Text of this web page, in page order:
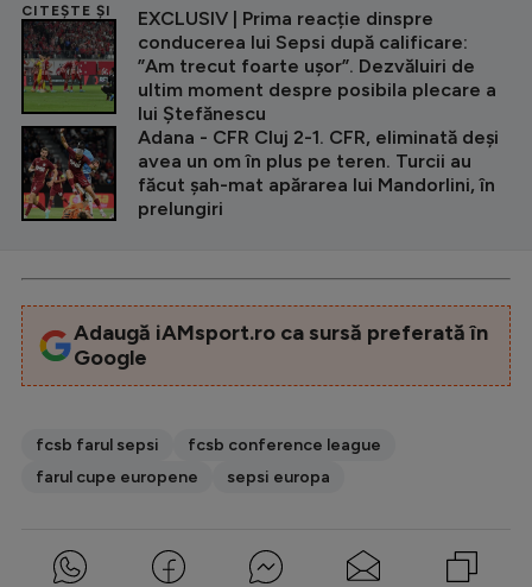
CITEȘTE ȘI
EXCLUSIV | Prima reacție dinspre
conducerea lui Sepsi după calificare:
”Am trecut foarte ușor”. Dezvăluiri de
ultim moment despre posibila plecare a
lui Ștefănescu
Adana - CFR Cluj 2-1. CFR, eliminată deși
avea un om în plus pe teren. Turcii au
făcut șah-mat apărarea lui Mandorlini, în
prelungiri
Adaugă iAMsport.ro ca sursă preferată în
Google
fcsb farul sepsi
fcsb conference league
farul cupe europene
sepsi europa